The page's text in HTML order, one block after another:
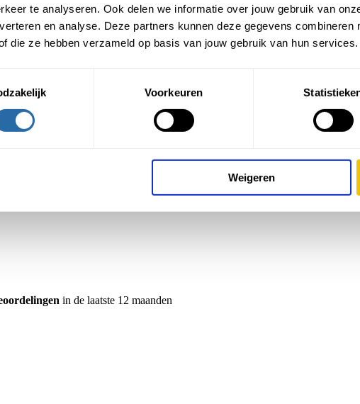
te analyseren. Ook delen we informatie over jouw gebruik van
en analyse. Deze partners kunnen deze gegevens combineren
die ze hebben verzameld op basis van jouw gebruik van hun services.
Voorkeuren
Weigeren
in de laatste 12 maanden